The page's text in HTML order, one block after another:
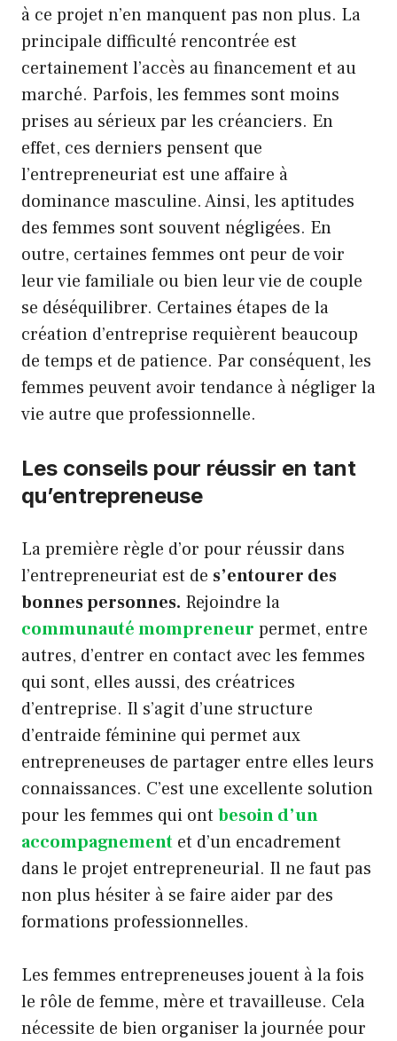
à ce projet n’en manquent pas non plus. La
principale difficulté rencontrée est
certainement l’accès au financement et au
marché. Parfois, les femmes sont moins
prises au sérieux par les créanciers. En
effet, ces derniers pensent que
l’entrepreneuriat est une affaire à
dominance masculine. Ainsi, les aptitudes
des femmes sont souvent négligées. En
outre, certaines femmes ont peur de voir
leur vie familiale ou bien leur vie de couple
se déséquilibrer. Certaines étapes de la
création d’entreprise requièrent beaucoup
de temps et de patience. Par conséquent, les
femmes peuvent avoir tendance à négliger la
vie autre que professionnelle.
Les conseils pour réussir en tant
qu’entrepreneuse
La première règle d’or pour réussir dans
l’entrepreneuriat est de s’entourer des
bonnes personnes. Rejoindre la
communauté mompreneur permet, entre
autres, d’entrer en contact avec les femmes
qui sont, elles aussi, des créatrices
d’entreprise. Il s’agit d’une structure
d’entraide féminine qui permet aux
entrepreneuses de partager entre elles leurs
connaissances. C’est une excellente solution
pour les femmes qui ont besoin d’un
accompagnement et d’un encadrement
dans le projet entrepreneurial. Il ne faut pas
non plus hésiter à se faire aider par des
formations professionnelles.
Les femmes entrepreneuses jouent à la fois
le rôle de femme, mère et travailleuse. Cela
nécessite de bien organiser la journée pour